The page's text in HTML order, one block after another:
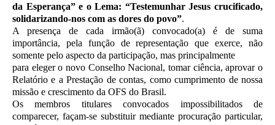
da Esperança” e o Lema: “Testemunhar Jesus crucificado,
solidarizando-nos com as dores do povo”.
A presença de cada irmão(ã) convocado(a) é de suma
importância, pela função derepresentação que exerce, não
somente pelo aspecto da participação, mas principalmente
para eleger o novo Conselho Nacional, tomar ciência, aprovar o
Relatório e a Prestação decontas, como cumprimento de nossa
missão e crescimento da OFS do Brasil.
Os membros titulares convocados impossibilitados de
comparecer, façam-se substituir mediante procuração particular,